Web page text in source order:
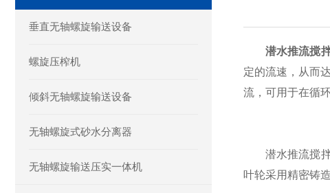
垂直无轴螺旋输送设备
螺旋压榨机
倾斜无轴螺旋输送设备
无轴螺旋式砂水分离器
无轴螺旋输送压实一体机
潜水推流搅
定的流速，从而
流，可用于在循
潜水推流搅拌
叶轮采用精密铸